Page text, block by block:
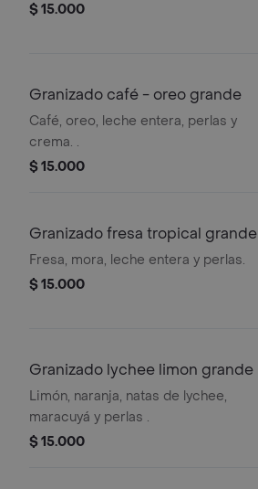
$ 15.000
Granizado café - oreo grande
Café, oreo, leche entera, perlas y
crema. .
$ 15.000
Granizado fresa tropical grande
Fresa, mora, leche entera y perlas.
$ 15.000
Granizado lychee limon grande
Limón, naranja, natas de lychee,
maracuyá y perlas .
$ 15.000